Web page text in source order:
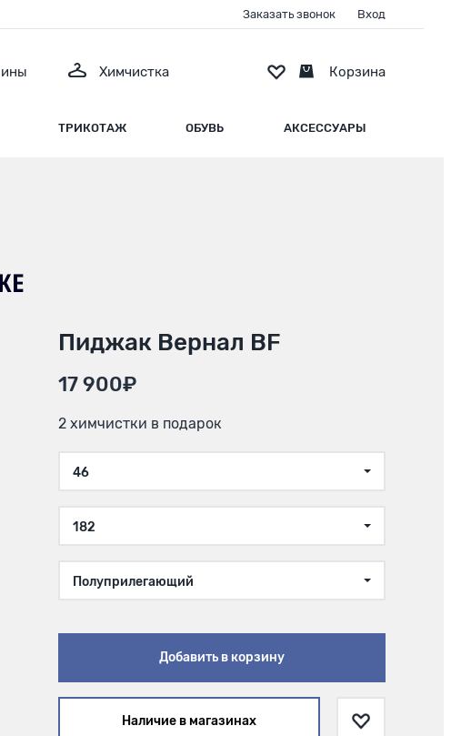
ТРИКОТАЖ ОБУВЬ АКСЕССУАРЫ
Химчистка
Заказать звонок Вход
Корзина
Пиджак Вернал BF
17 900₽
2 химчистки в подарок
46
182
Полуприлегающий
Добавить в корзину
Наличие в магазинах